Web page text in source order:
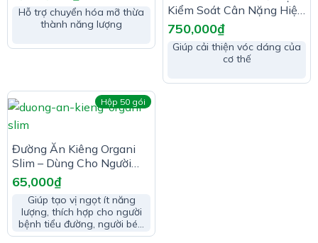
Hỗ trợ chuyển hóa mỡ thừa
thành năng lượng
Kiểm Soát Cân Nặng Hiệu
Quả
750,000₫
Giúp cải thiện vóc dáng của
cơ thế
Hộp 50 gói
Đường Ăn Kiêng Organi
Slim – Dùng Cho Người
Tiểu Đường, Người Ăn
Kiêng
65,000₫
Giúp tạo vị ngọt ít năng
lượng, thích hợp cho người
bệnh tiểu đường, người béo
phì, thừa cân, người ăn